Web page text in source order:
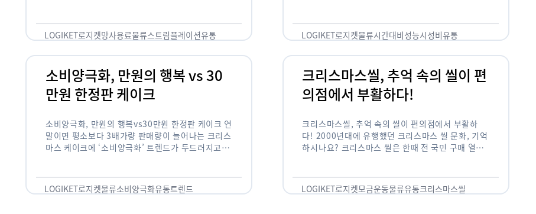
LOGIKET로지켓망사용료물류스트림플레이션유통
LOGIKET로지켓물류시간대비성능시성비유통
소비양극화, 만원의 행복 vs 30
만원 한정판 케이크
소비양극화, 만원의 행복vs30만원 한정판 케이크 연
말이면 평소보다 3배가량 판매량이 늘어나는 크리스
마스 케이크에 ‘소비양극화’ 트렌드가 두드러지고 있
배가 비싼 …
LOGIKET로지켓물류소비양극화유통트렌드
크리스마스씰, 추억 속의 씰이 편
의점에서 부활하다!
크리스마스씰, 추억 속의 씰이 편의점에서 부활하
다! 2000년대에 유행했던 크리스마스 씰 문화, 기억
하시나요? 크리스마스 씰은 한때 전 국민 구매 열풍
LOGIKET로지켓모금운동물류유통크리스마스씰